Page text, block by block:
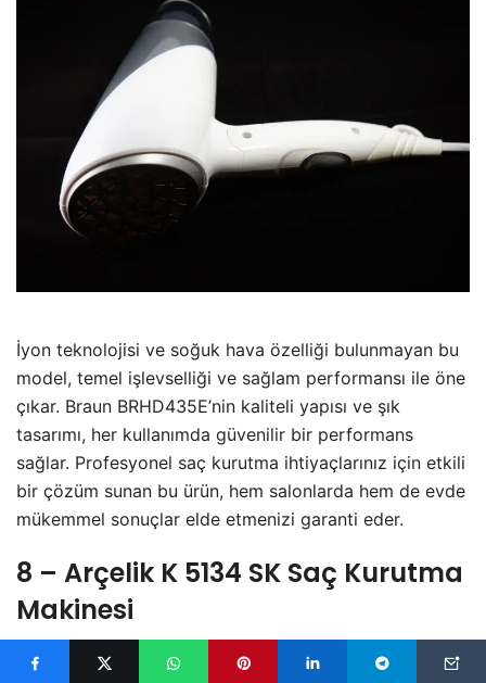
İyon teknolojisi ve soğuk hava özelliği bulunmayan bu
model, temel işlevselliği ve sağlam performansı ile öne
çıkar. Braun BRHD435E’nin kaliteli yapısı ve şık
tasarımı, her kullanımda güvenilir bir performans
sağlar. Profesyonel saç kurutma ihtiyaçlarınız için etkili
bir çözüm sunan bu ürün, hem salonlarda hem de evde
mükemmel sonuçlar elde etmenizi garanti eder.
8 – Arçelik K 5134 SK Saç Kurutma
Makinesi
Arçelik K 5134 SK saç kurutma makinesi, güçlü